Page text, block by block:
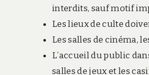
interdits, sauf motif
Les lieux de culte
Les salles de cinéma,
L’accueil du public
salles de jeux et les